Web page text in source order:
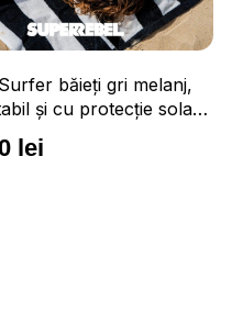
Tricou Surfer băieți